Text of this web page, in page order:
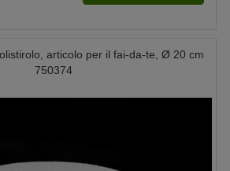
articolo per il fai-da-te, Ø 20 cm
750374